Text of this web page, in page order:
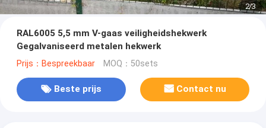
2/3
RAL6005 5,5 mm V-gaas veiligheidshekwerk
Gegalvaniseerd metalen hekwerk
Prijs：Bespreekbaar MOQ：50sets
Beste prijs Contact nu